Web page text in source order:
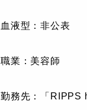
血液型：非公表
職業：美容師
勤務先：「RIPPS